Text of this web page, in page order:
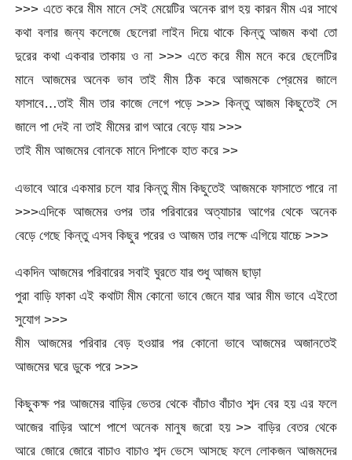
>>> এতে করে মীম মানে সেই মেয়েটির অনেক রাগ হয় কারন মীম এর সাথে
কথা বলার জন্য কলেজে ছেলেরা লাইন দিয়ে থাকে কিন্তু আজম কথা তো
দুরের কথা একবার তাকায় ও না >>> এতে করে মীম মনে করে ছেলেটির
মানে আজমের অনেক ভাব তাই মীম ঠিক করে আজমকে প্রেমের জালে
ফাসাবে…তাই মীম তার কাজে লেগে পড়ে >>> কিন্তু আজম কিছুতেই সে
জালে পা দেই না তাই মীমের রাগ আরে বেড়ে যায় >>>
তাই মীম আজমের বোনকে মানে দিপাকে হাত করে >>
এভাবে আরে একমার চলে যার কিন্তু মীম কিছুতেই আজমকে ফাসাতে পারে না
>>>এদিকে আজমের ওপর তার পরিবারের অত্যাচার আগের থেকে অনেক
বেড়ে গেছে কিন্তু এসব কিছুর পরের ও আজম তার লক্ষে এগিয়ে যাচ্চে >>>
একদিন আজমের পরিবারের সবাই ঘুরতে যার শুধু আজম ছাড়া
পুরা বাড়ি ফাকা এই কথাটা মীম কোনো ভাবে জেনে যার আর মীম ভাবে এইতো
সুযোগ >>>
মীম আজমের পরিবার বেড় হওয়ার পর কোনো ভাবে আজমের অজানতেই
আজমের ঘরে ডুকে পরে >>>
কিছুকক্ষ পর আজমের বাড়ির ভেতর থেকে বাঁচাও বাঁচাও শব্দ বের হয় এর ফলে
আজের বাড়ির আশে পাশে অনেক মানুষ জরো হয় >> বাড়ির বেতর থেকে
আরে জোরে জোরে বাচাও বাচাও শব্দ ভেসে আসছে ফলে লোকজন আজমদের